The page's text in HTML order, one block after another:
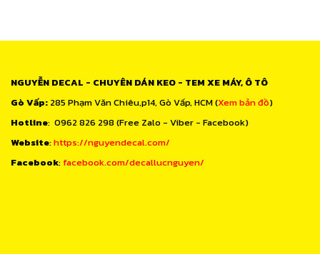
NGUYỄN DECAL - CHUYÊN DÁN KEO - TEM XE MÁY, Ô TÔ
Gò Vấp: 285 Phạm Văn Chiêu,p14, Gò Vấp, HCM (Xem bản đồ)
Hotline: 0962 826 298 (Free Zalo - Viber - Facebook)
Website:https://nguyendecal.com/
Facebook: facebook.com/decallucnguyen/